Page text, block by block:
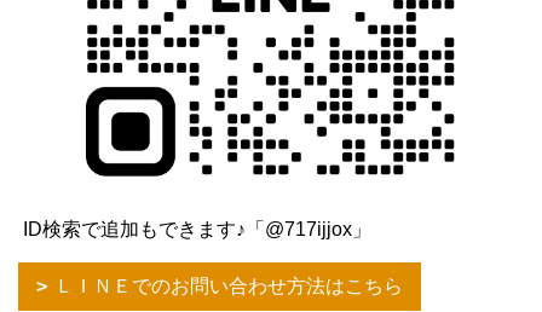
ID検索で追加もできます♪「@717ijjox」
ＬＩＮＥでのお問い合わせ方法はこちら